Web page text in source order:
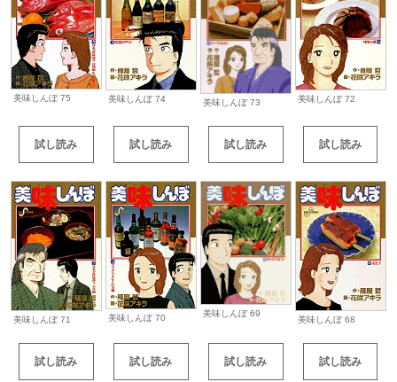
美味しんぼ 75
試し読み
美味しんぼ 74
試し読み
美味しんぼ 73
試し読み
美味しんぼ 72
試し読み
美味しんぼ 71
試し読み
美味しんぼ 70
試し読み
美味しんぼ 69
試し読み
美味しんぼ 68
試し読み